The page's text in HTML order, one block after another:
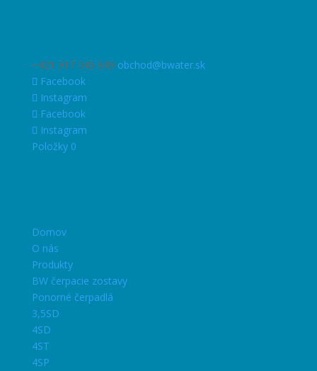
+421 917 045 849 obchod@bwater.sk
Facebook
Instagram
Facebook
Instagram
Položky 0
Domov
O nás
Produkty
BW čerpacie zostavy
Ponorné čerpadlá
3,5SD
4SD
4ST
4SP